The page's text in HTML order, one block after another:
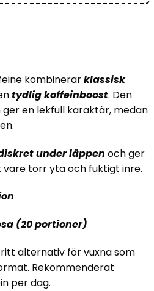
kombinerarklassisk
tydlig koffeinboost. Den
en lekfull karaktär, medan
under läppen och ger
torr yta och fuktigt inre.
(20 portioner)
alternativ för vuxna som
Rekommenderat
per dag.